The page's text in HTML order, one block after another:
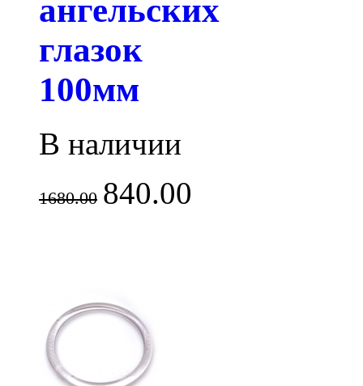
ангельских
глазок
100мм
В наличии
1680.00 840.00